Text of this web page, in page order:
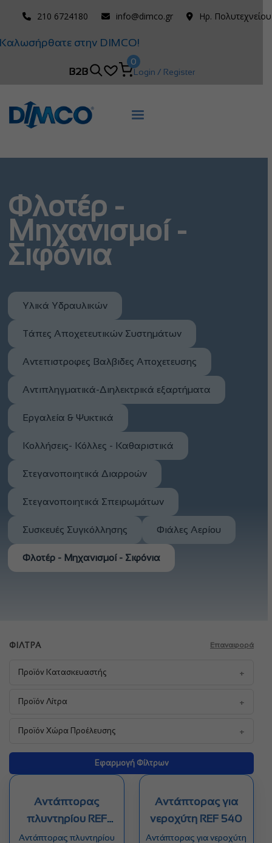
210 6724180 info@dimco.gr Ηρ.
Καλωσήρθατε στην DIMCO!
B2B
0
Login / Register
Φλοτέρ -
Μηχανισμοί -
Σιφόνια
Υλικά Υδραυλικών
Τάπες Αποχετευτικών Συστημάτων
Αντεπιστροφες Βαλβιδες Αποχετευσης
Αντιπληγματικά-Διηλεκτρικά εξαρτήματα
Εργαλεία & Ψυκτικά
Κολλήσεις- Κόλλες - Καθαριστικά
Στεγανοποιητικά Διαρροών
Στεγανοποιητικά Σπειρωμάτων
Συσκευές Συγκόλλησης Φιάλες Αερίου
Φλοτέρ - Μηχανισμοί - Σιφόνια
ΦΊΛΤΡΑ Επαναφορά
Προϊόν Κατασκευαστής +
Προϊόν Λίτρα +
Προϊόν Χώρα Προέλευσης +
Εφαρμογή Φίλτρων
Αντάπτορας
πλυντηρίου REF
545
Αντάπτορας πλυντηρίου
Αντάπτορας για
νεροχύτη REF 540
Αντάπτορας για νεροχύτη